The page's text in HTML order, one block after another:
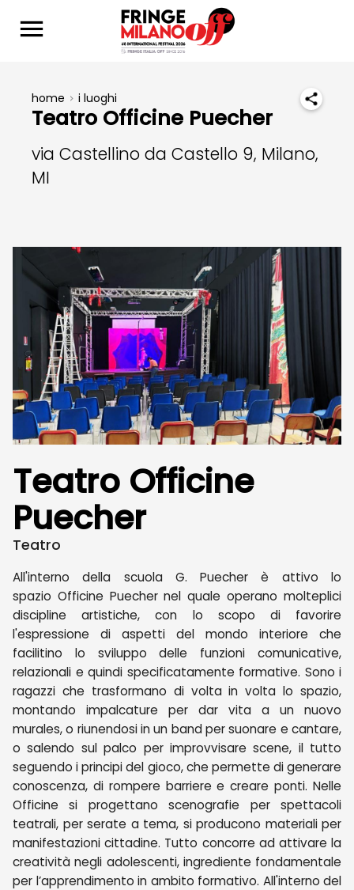
home i luoghi
Teatro Officine Puecher
via Castellino da Castello 9, Milano,
MI
Teatro Officine
Puecher
Teatro
All'interno della scuola G. Puecher è attivo lo
spazio Officine Puecher nel quale operano molteplici
discipline artistiche, con lo scopo di favorire
l'espressione di aspetti del mondo interiore che
facilitino lo sviluppo delle funzioni comunicative,
relazionali e quindi specificatamente formative. Sono i
ragazzi che trasformano di volta in volta lo spazio,
montando impalcature per dar vita a un nuovo
murales, o riunendosi in un band per suonare e cantare,
o salendo sul palco per improvvisare scene, il tutto
seguendo i principi del gioco, che permette di generare
conoscenza, di rompere barriere e creare ponti. Nelle
Officine si progettano scenografie per spettacoli
teatrali, per serate a tema, si producono materiali per
manifestazioni cittadine. Tutto concorre ad attivare la
creatività negli adolescenti, ingrediente fondamentale
per l’apprendimento in ambito formativo. All'interno del